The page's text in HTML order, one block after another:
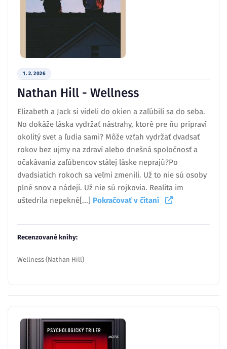
1. 2. 2026
Nathan Hill - Wellness
Elizabeth a Jack si videli do okien a zaľúbili sa do seba.
No dokáže láska vydržať nástrahy, ktoré pre ňu pripraví
okolitý svet a ľudia sami? Môže vzťah vydržať dvadsať
rokov bez ujmy na zdraví alebo dnešná spoločnosť a
očakávania zaľúbencov stálej láske neprajú?Po
dvadsiatich rokoch sa veľmi zmenili. Už to nie sú osoby
plné snov a nádejí. Už nie sú rojkovia. Realita im
uštedrila nepekné[...] Pokračovať v čítaní
Recenzované knihy:
Wellness (Nathan Hill)